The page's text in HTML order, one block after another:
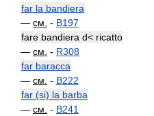
far la bandiera
— см. - B197
fare bandiera d< ricatto
— см. - R308
far baracca
— см. - B222
far (si) la barba
— см. - B241